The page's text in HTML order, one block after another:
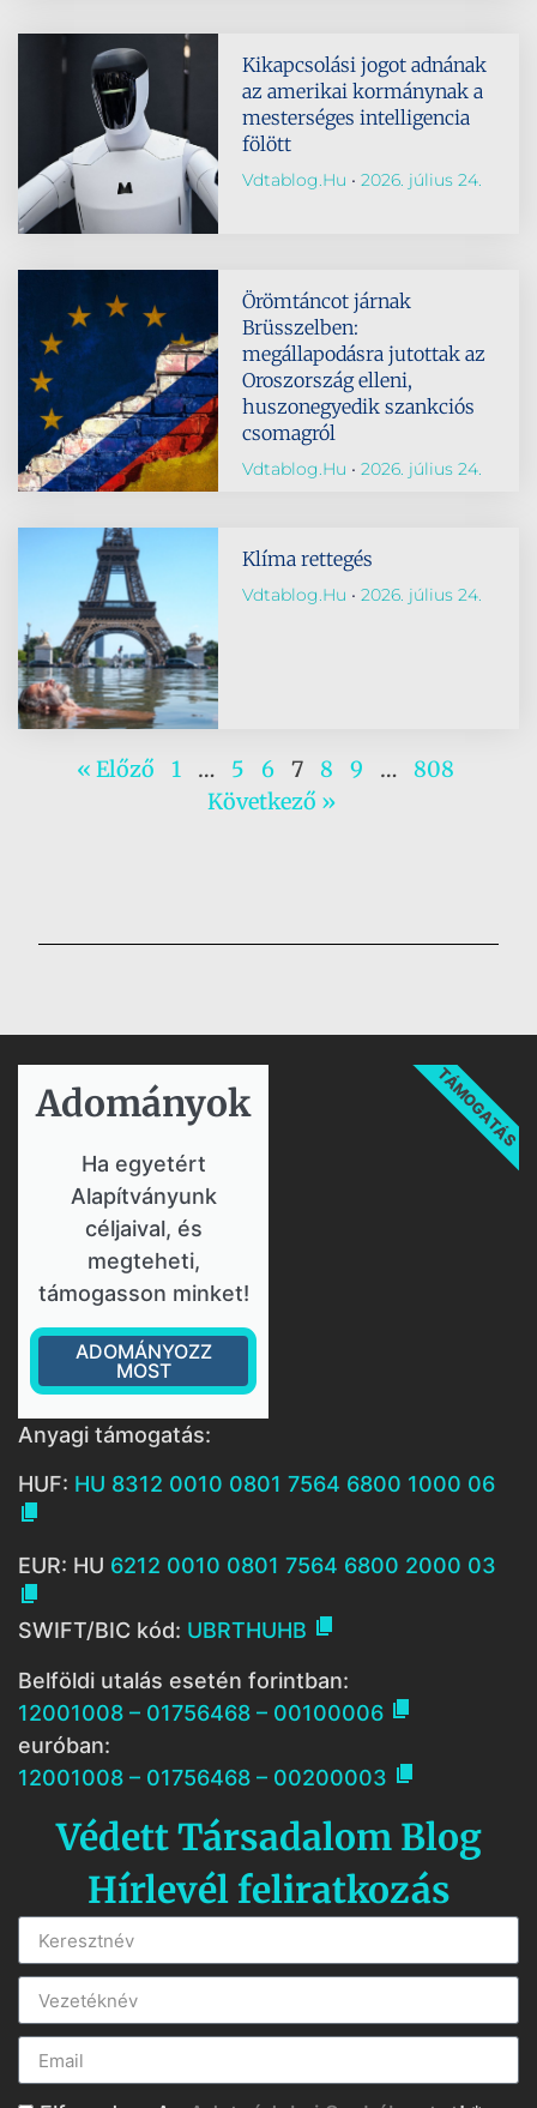
Kikapcsolási jogot adnának
az amerikai kormánynak a
mesterséges intelligencia
fölött
Vdtablog.hu 2026. július 24.
Örömtáncot járnak
Brüsszelben:
megállapodásra jutottak az
Oroszország elleni,
huszonegyedik szankciós
csomagról
Vdtablog.hu 2026. július 24.
Klíma rettegés
Vdtablog.hu 2026. július 24.
« Előző 1 … 5 6 7 8 9 …
808
Következő »
Adományok​
Ha egyetért
Alapítványunk
céljaival, és
megteheti,
támogasson minket!
ADOMÁNYOZZ
MOST
TÁMOGATÁS
Anyagi támogatás:
HUF: HU 8312 0010 0801 7564 6800 1000 06

EUR: HU 6212 0010 0801 7564 6800 2000 03

SWIFT/BIC kód: UBRTHUHB 
Belföldi utalás esetén forintban:
12001008 – 01756468 – 00100006 
euróban:
12001008 – 01756468 – 00200003 
Védett Társadalom Blog
Hírlevél feliratkozás